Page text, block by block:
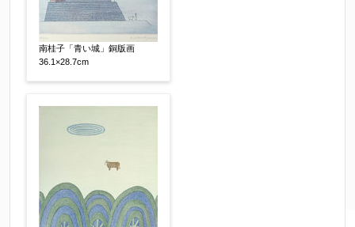
南桂子「青い城」銅版画
36.1×28.7cm